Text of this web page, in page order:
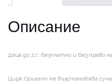
Описание
Деца до 2г. безплатно и без право
Цирк Ориент не възстановява